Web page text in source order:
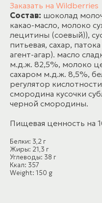
Заказать на Wildberries
Состав: шоколад
какао-масло, молоко
лецитины (соевый)),
питьевая, сахар,
агент-агар). масло
м.д.ж. 82,5%, молоко
сахаром м.д.ж. 8,5%,
регулятор
смородина кусочки
черной смородины.
Пищевая ценность на
Белки: 3,2 г
Жиры: 21,3 г
Углеводы: 38 г
Ккал: 357
Weight: 150 g